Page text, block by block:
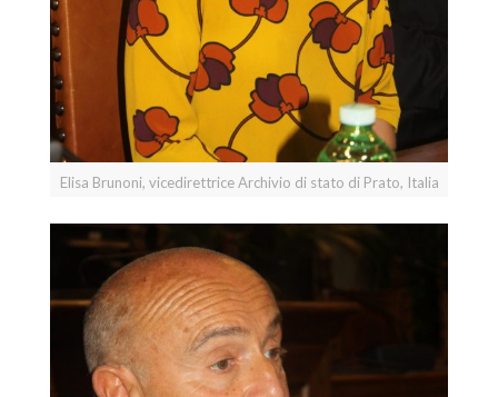
Elisa Brunoni, vicedirettrice Archivio di stato di Prato, Italia